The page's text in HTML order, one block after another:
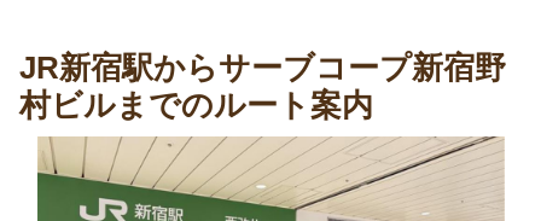
JR新宿駅からサーブコープ新宿野
村ビルまでのルート案内